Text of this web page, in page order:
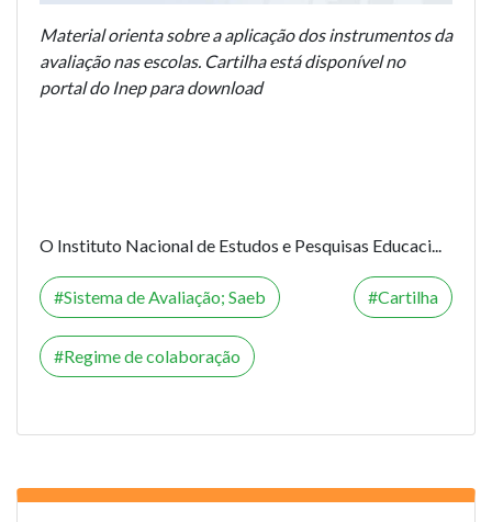
Material orienta sobre a aplicação dos instrumentos da
avaliação nas escolas. Cartilha está disponível no
portal do Inep para download
O Instituto Nacional de Estudos e Pesquisas Educaci...
Sistema de Avaliação; Saeb Cartilha
Regime de colaboração